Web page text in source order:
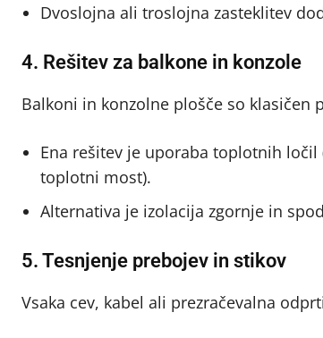
Dvoslojna ali troslojna zasteklitev
4. Rešitev za balkone in konzole
Balkoni in konzolne plošče so klasičen
Ena rešitev je uporaba toplotnih
toplotni most).
Alternativa je izolacija zgornje in
5. Tesnjenje prebojev in stikov
Vsaka cev, kabel ali prezračevalna